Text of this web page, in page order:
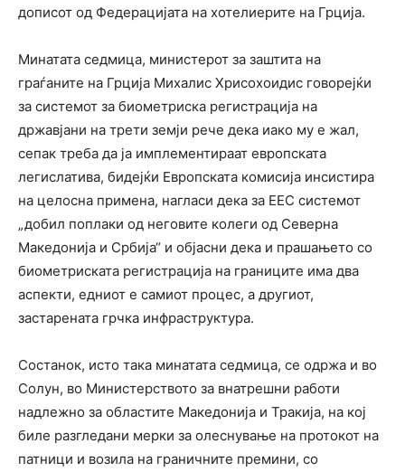
дописот од Федерацијата на хотелиерите на Грција.
Минатата седмица, министерот за заштита на
граѓаните на Грција Михалис Хрисохоидис говорејќи
за системот за биометриска регистрација на
државјани на трети земји рече дека иако му е жал,
сепак треба да ја имплементираат европската
легислатива, бидејќи Европската комисија инсистира
на целосна примена, нагласи дека за ЕЕС системот
„добил поплаки од неговите колеги од Северна
Македонија и Србија“ и објасни дека и прашањето со
биометриската регистрација на границите има два
аспекти, едниот е самиот процес, а другиот,
застарената грчка инфраструктура.
Состанок, исто така минатата седмица, се одржа и во
Солун, во Министерството за внатрешни работи
надлежно за областите Македонија и Тракија, на кој
биле разгледани мерки за олеснување на протокот на
патници и возила на граничните премини, со